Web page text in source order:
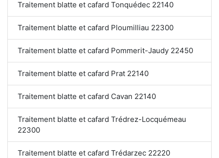
Traitement blatte et cafard Tonquédec 22140
Traitement blatte et cafard Ploumilliau 22300
Traitement blatte et cafard Pommerit-Jaudy 22450
Traitement blatte et cafard Prat 22140
Traitement blatte et cafard Cavan 22140
Traitement blatte et cafard Trédrez-Locquémeau
22300
Traitement blatte et cafard Trédarzec 22220